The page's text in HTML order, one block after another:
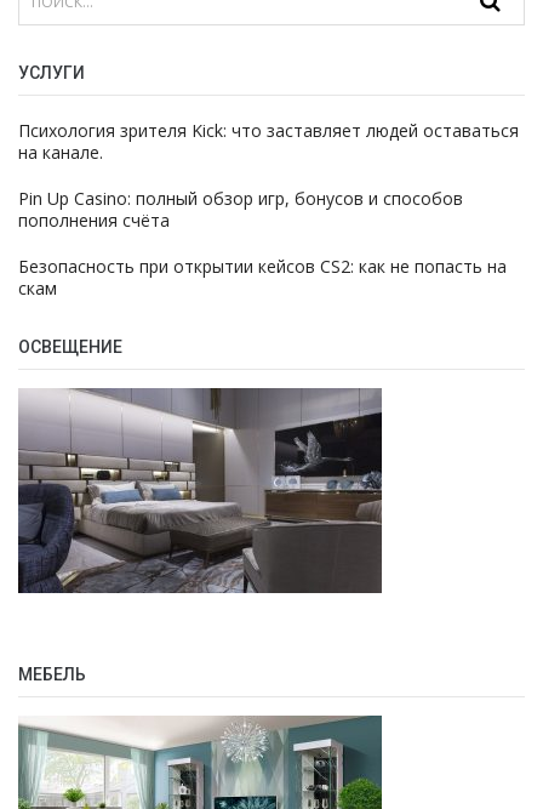
УСЛУГИ
Психология зрителя Kick: что заставляет людей оставаться
на канале.
Pin Up Casino: полный обзор игр, бонусов и способов
пополнения счёта
Безопасность при открытии кейсов CS2: как не попасть на
скам
ОСВЕЩЕНИЕ
МЕБЕЛЬ